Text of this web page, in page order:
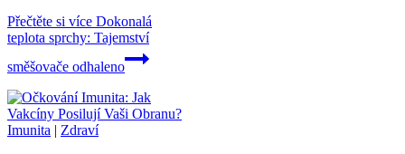
Přečtěte si více Dokonalá
teplota sprchy: Tajemství
směšovače odhaleno
Imunita | Zdraví